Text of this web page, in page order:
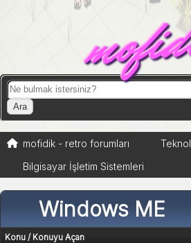
mofidik - retro forumları
Bilgisayar İşletim Sistemleri
Windows ME
Konu / Konuyu Açan